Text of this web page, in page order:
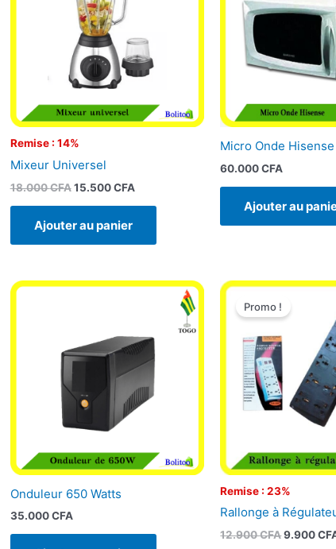
Remise : 14%
Mixeur Universel
18.000CFA 15.500CFA
Ajouter au panier
Micro Onde Hisense
60.000CFA
Ajouter au
Onduleur 650 Watts
35.000CFA
Remise : 23%
Promo !
Rallonge à
12.900CFA
Le
initial
12.900
9.900